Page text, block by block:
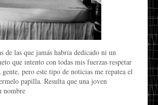
de las que jamás habría dedicado ni un
que intento con todas mis fuerzas respetar
gente, pero este tipo de noticias me repatea el
papilla. Resulta que una joven
nombre